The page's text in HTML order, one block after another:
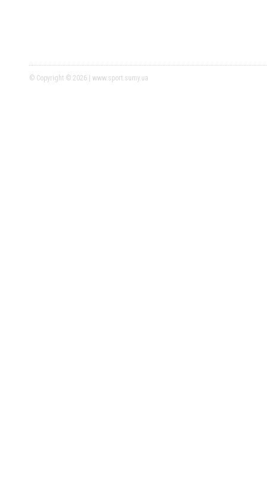
© Copyright © 2026 | www.sport.sumy.ua